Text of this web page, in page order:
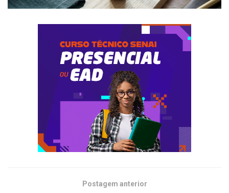
Postagem anterior